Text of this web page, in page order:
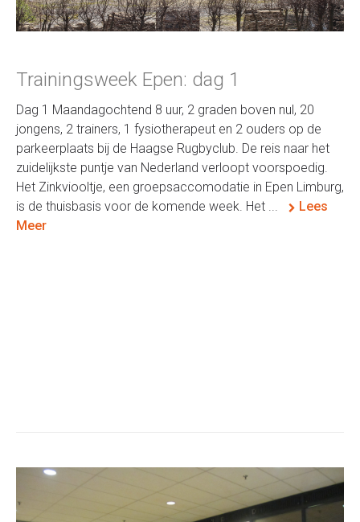
Trainingsweek Epen: dag 1
Dag 1 Maandagochtend 8 uur, 2 graden boven nul, 20
jongens, 2 trainers, 1 fysiotherapeut en 2 ouders op de
parkeerplaats bij de Haagse Rugbyclub. De reis naar het
zuidelijkste puntje van Nederland verloopt voorspoedig.
Het Zinkviooltje, een groepsaccomodatie in Epen Limburg,
is de thuisbasis voor de komende week. Het ...
Lees
Meer